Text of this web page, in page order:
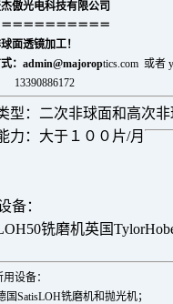
傲光电科技有限公司
＝＝＝＝＝＝＝＝＝
面透镜加工！
： admin@majoroptics.com 或者
13390886172
型：二次非球面和高次非
力：大于１００片/月
备：
铣磨机英国
备：
铣磨机和抛光机；